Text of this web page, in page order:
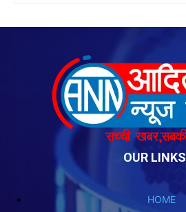
OUR LINKS
HOME